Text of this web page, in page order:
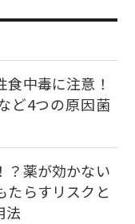
中毒に注意！
ど4つの原因菌
？薬が効かない
たらすリスクと
法